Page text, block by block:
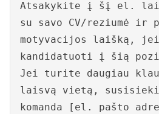
Atsakykite į šį el.
su savo CV/reziumė ir
motyvacijos laišką,
kandidatuoti į šią
Jei turite daugiau
laisvą vietą,
komanda [el. pašto